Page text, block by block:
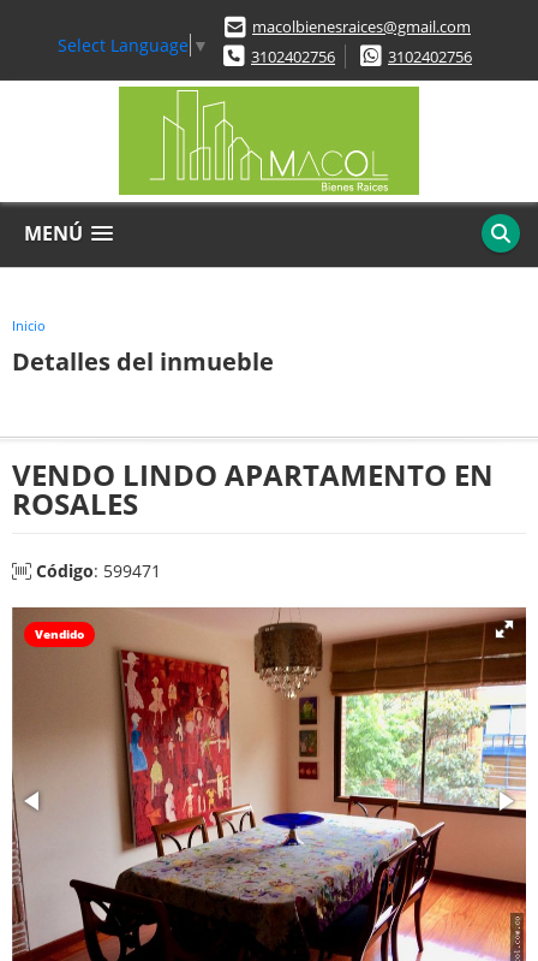
Select Language ▼
macolbienesraices@gmail.com
3102402756
3102402756
MENÚ
Inicio
Detalles del inmueble
VENDO LINDO APARTAMENTO EN
ROSALES
Código: 599471
Vendido